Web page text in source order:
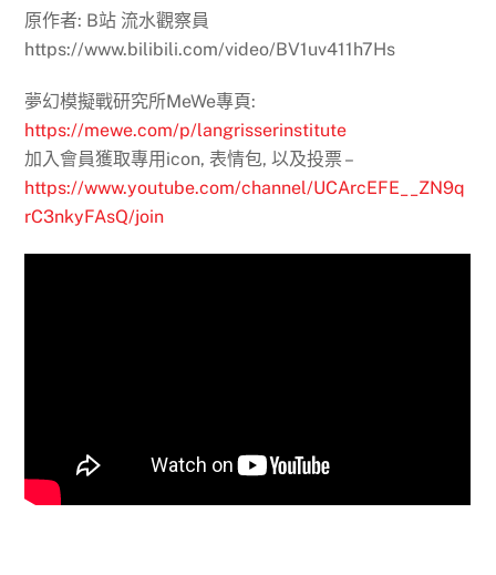
原作者: B站 流水觀察員
https://www.bilibili.com/video/BV1uv411h7Hs
夢幻模擬戰研究所MeWe專頁:
https://mewe.com/p/langrisserinstitute
加入會員獲取專用icon, 表情包, 以及投票 –
https://www.youtube.com/channel/UCArcEFE__ZN9q
rC3nkyFAsQ/join